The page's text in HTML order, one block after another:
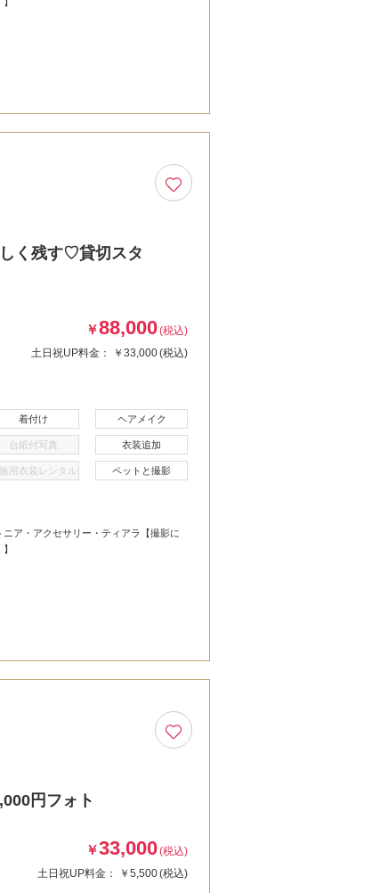
く残す♡貸切スタ
￥88,000(税込)
土日祝UP料金：
￥33,000(税込)
着付け ヘアメイク
台紙付写真 衣装追加
用衣装レンタル ペットと撮影
ア・アクセサリー・ティアラ【撮影に
円フォト
￥33,000(税込)
土日祝UP料金：
￥5,500(税込)